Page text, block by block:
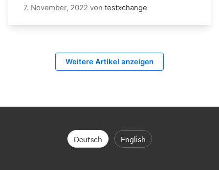
7. November, 2022 von testxchange
Weitere Artikel anzeigen
Deutsch English